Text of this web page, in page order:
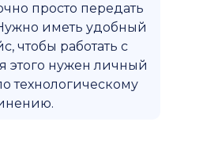
просто передать
иметь удобный
чтобы работать с
этого нужен личный
технологическому